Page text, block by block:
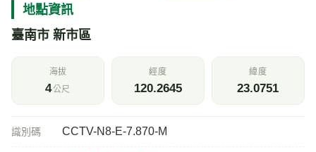
地點資訊
臺南市 新市區
海拔
4公尺
經度
120.2645
緯度
23.0751
識別碼 CCTV-N8-E-7.870-M